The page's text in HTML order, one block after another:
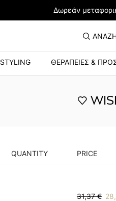
Δωρεάν
STYLING ΘΕΡΑΠΕΙΕΣ &
QUANTITY PRICE
31,37€